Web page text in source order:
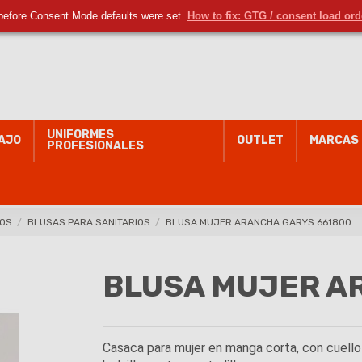
Consent Mode defaults were set. How to fix: GTG / consent load
L-J de 8 a 17 h y V de 8 a 14 h
UNIFORMES
PROFESIONALES
OUTLET MARCAS
BLUSAS PARA SANITARIOS BLUSA MUJER ARANCHA GARYS 661800
BLUSA MUJER
Casaca para mujer en manga corta, con